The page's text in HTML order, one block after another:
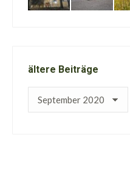
ältere Beiträge
ältere